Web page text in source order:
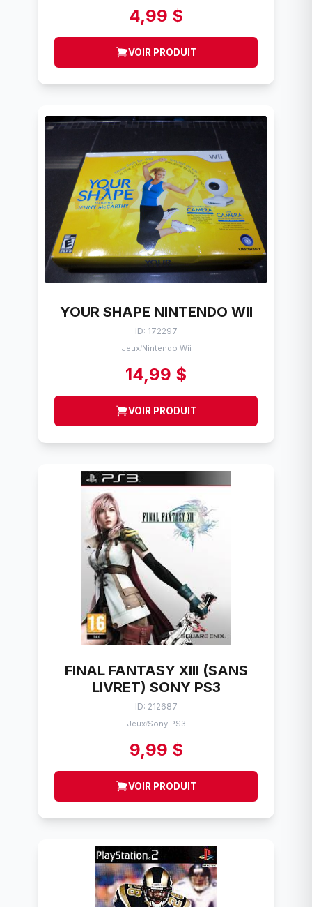
4,99 $
VOIR PRODUIT
YOUR SHAPE NINTENDO WII
ID: 172297
Jeux/Nintendo Wii
14,99 $
VOIR PRODUIT
FINAL FANTASY XIII (SANS
LIVRET) SONY PS3
ID: 212687
Jeux/Sony PS3
9,99 $
VOIR PRODUIT